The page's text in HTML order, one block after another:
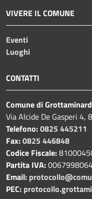
VIVERE IL COMUNE
Eventi
Luoghi
CONTATTI
Comune di
Via Alcide De Gasperi
Telefono:0825 445211
Fax:0825 446848
Codice Fiscale:
Partita IVA:
Email:
PEC: